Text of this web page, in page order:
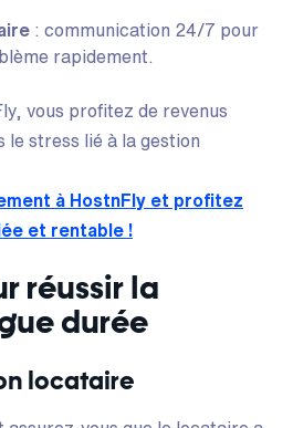
: communication 24/7 pour
rapidement.
vous profitez de revenus
le stress lié à la gestion
à HostnFly et profitez
et rentable !
réussir la
durée
locataire